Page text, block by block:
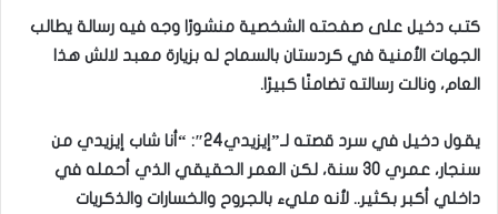
كتب دخيل على صفحته الشخصية منشورًا وجه فيه رسالة يطالب
الجهات الأمنية في كردستان بالسماح له بزيارة معبد لالش هذا
العام، ونالت رسالته تضامنًا كبيرًا.
يقول دخيل في سرد قصته لـ”إيزيدي24″: “أنا شاب إيزيدي من
سنجار، عمري 30 سنة، لكن العمر الحقيقي الذي أحمله في
داخلي أكبر بكثير.. لأنه مليء بالجروح والخسارات والذكريات